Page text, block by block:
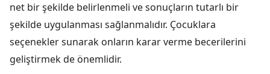
net bir şekilde belirlenmeli ve sonuçların tutarlı bir
şekilde uygulanması sağlanmalıdır. Çocuklara
seçenekler sunarak onların karar verme becerilerini
geliştirmek de önemlidir.